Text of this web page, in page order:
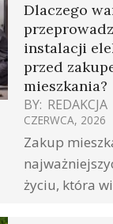
Dlaczego
instalacji
przed
mieszkania?
BY: REDAKCJA
CZERWCA, 2026
Zakup
życiu, która